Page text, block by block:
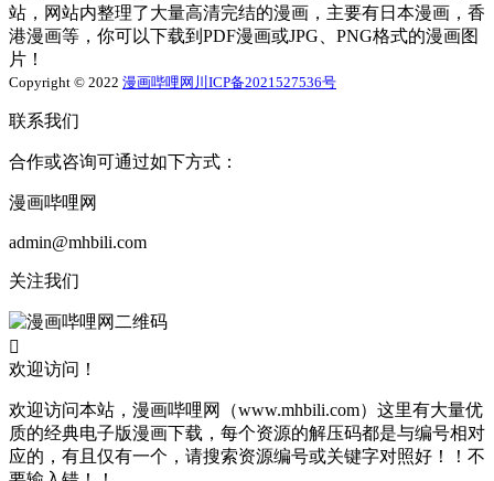
站，网站内整理了大量高清完结的漫画，主要有日本漫画，香
港漫画等，你可以下载到PDF漫画或JPG、PNG格式的漫画图
片！
Copyright © 2022 漫画哔哩网 川ICP备2021527536号
联系我们
合作或咨询可通过如下方式：
漫画哔哩网
admin@mhbili.com
关注我们

欢迎访问！
欢迎访问本站，漫画哔哩网（www.mhbili.com）这里有大量优
质的经典电子版漫画下载，每个资源的解压码都是与编号相对
应的，有且仅有一个，请搜索资源编号或关键字对照好！！不